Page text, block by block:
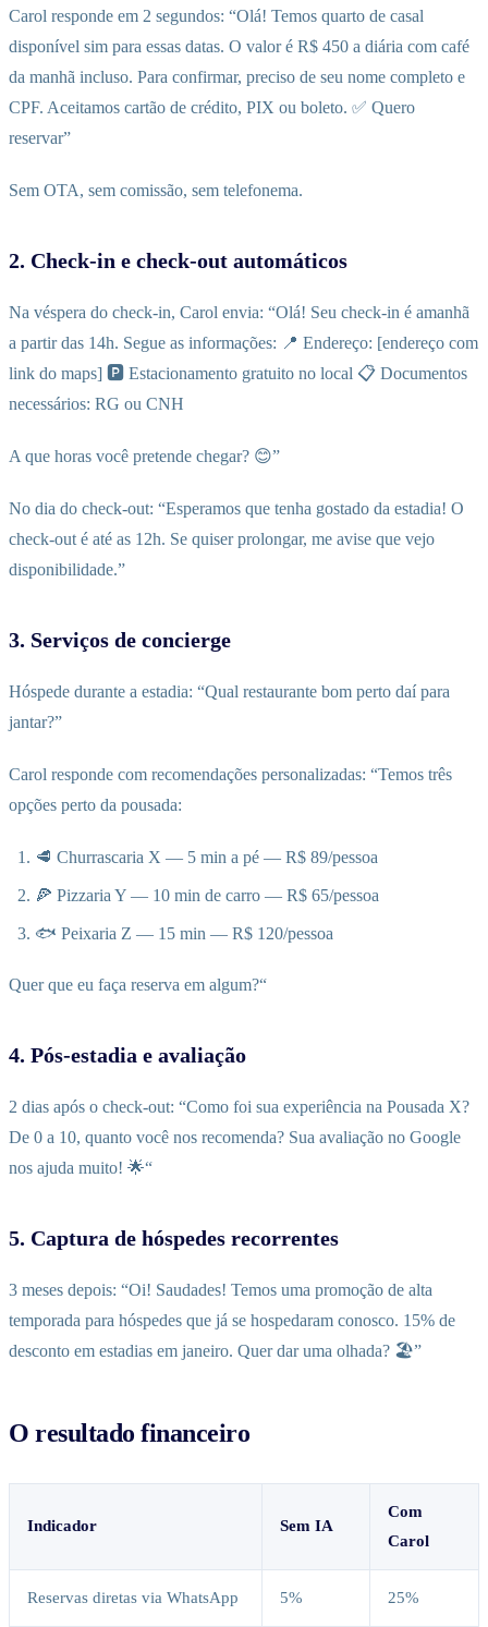
Carol responde em 2 segundos: “Olá! Temos quarto de casal
disponível sim para essas datas. O valor é R$ 450 a diária com café
da manhã incluso. Para confirmar, preciso de seu nome completo e
CPF. Aceitamos cartão de crédito, PIX ou boleto. ✅ Quero
reservar”
Sem OTA, sem comissão, sem telefonema.
2. Check-in e check-out automáticos
Na véspera do check-in, Carol envia: “Olá! Seu check-in é amanhã
a partir das 14h. Segue as informações: 📍 Endereço: [endereço com
link do maps] 🅿️ Estacionamento gratuito no local 📋 Documentos
necessários: RG ou CNH
A que horas você pretende chegar? 😊”
No dia do check-out: “Esperamos que tenha gostado da estadia! O
check-out é até as 12h. Se quiser prolongar, me avise que vejo
disponibilidade.”
3. Serviços de concierge
Hóspede durante a estadia: “Qual restaurante bom perto daí para
jantar?”
Carol responde com recomendações personalizadas: “Temos três
opções perto da pousada:
🥩 Churrascaria X — 5 min a pé — R$ 89/pessoa
🍕 Pizzaria Y — 10 min de carro — R$ 65/pessoa
🐟 Peixaria Z — 15 min — R$ 120/pessoa
Quer que eu faça reserva em algum?“
4. Pós-estadia e avaliação
2 dias após o check-out: “Como foi sua experiência na Pousada X?
De 0 a 10, quanto você nos recomenda? Sua avaliação no Google
nos ajuda muito! 🌟“
5. Captura de hóspedes recorrentes
3 meses depois: “Oi! Saudades! Temos uma promoção de alta
temporada para hóspedes que já se hospedaram conosco. 15% de
desconto em estadias em janeiro. Quer dar uma olhada? 🏖️”
O resultado financeiro
Indicador Sem IA
Com
Carol
Reservas diretas via WhatsApp 5% 25%